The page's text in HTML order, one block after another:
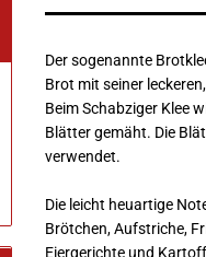
Der sogenannte
Brot mit seiner
Beim Schabziger Klee
Blätter gemäht. Die
verwendet.
Die leicht heuartige
Brötchen, Aufstriche,
Eiergerichte und